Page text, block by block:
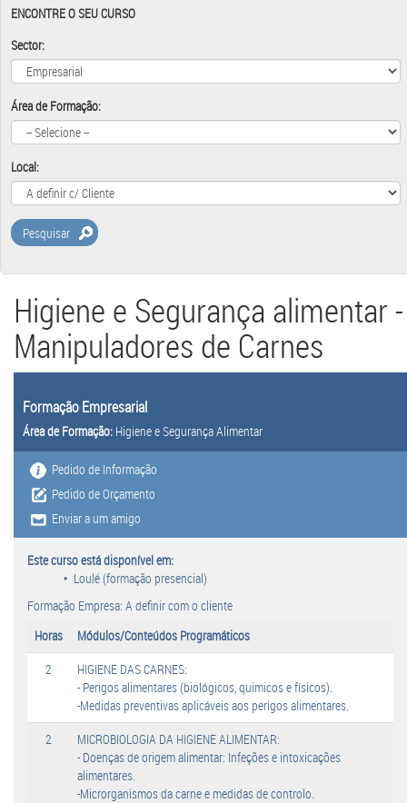
ENCONTRE O SEU CURSO
Sector:
Área de Formação:
Local:
Pesquisar
Higiene e Segurança alimentar -
Manipuladores de Carnes
Formação Empresarial
Área de Formação: Higiene e Segurança Alimentar
Pedido de Informação
Pedido de Orçamento
Enviar a um amigo
Este curso está disponível em:
Loulé (formação presencial)
Formação Empresa: A definir com o cliente
Horas
Módulos/Conteúdos Programáticos
2
HIGIENE DAS CARNES:
- Perigos alimentares (biológicos, quimicos e físicos).
-Medidas preventivas aplicáveis aos perigos alimentares.
2
MICROBIOLOGIA DA HIGIENE ALIMENTAR:
- Doenças de origem alimentar: Infeções e intoxicações
alimentares.
-Microrganismos da carne e medidas de controlo.